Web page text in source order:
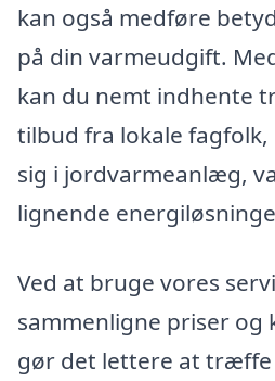
kan også medføre
på din varmeudgift.
kan du nemt indhente
tilbud fra lokale fagfolk,
sig i jordvarmeanlæg,
lignende
Ved at bruge vores
sammenligne priser og
gør det lettere at